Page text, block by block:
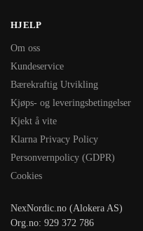
HJELP
Om oss
Kundeservice
Bærekraftig Utvikling
Kjøps- og leveringsbetingelser
Kjekt å vite
Klarna Privacy Policy
Personvernpolicy (GDPR)
Cookies
NexNordic.no (Alokera AS)
Org.no: 929 372 786